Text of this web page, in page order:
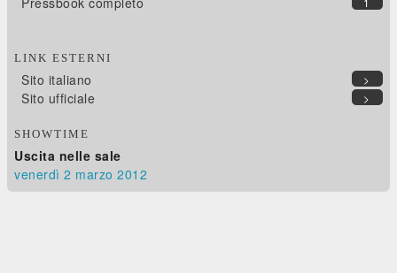
LINK ESTERNI
>
Sito italiano
>
Sito ufficiale
SHOWTIME
Uscita nelle sale
venerdì 2 marzo 2012